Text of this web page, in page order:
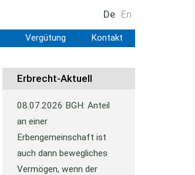
De En
Vergütung Kontakt
Erbrecht-Aktuell
08.07.2026 BGH: Anteil
an einer
Erbengemeinschaft ist
auch dann bewegliches
Vermögen, wenn der